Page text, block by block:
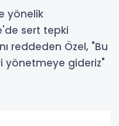
yönelik
sert tepki
reddeden Özel, "Bu
yönetmeye gideriz"